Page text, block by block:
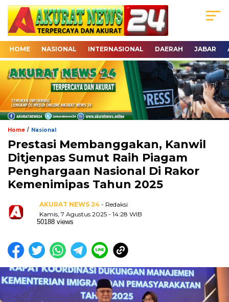
HOME NASIONAL INTERNASIONAL DAERAH JABAR
Home / Nasional
Prestasi Membanggakan, Kanwil
Ditjenpas Sumut Raih Piagam
Penghargaan Nasional Di Rakor
Kemenimipas Tahun 2025
AKURAT NEWS 24 - Redaksi
Kamis, 7 Agustus 2025 - 14:28 WIB
50188 views